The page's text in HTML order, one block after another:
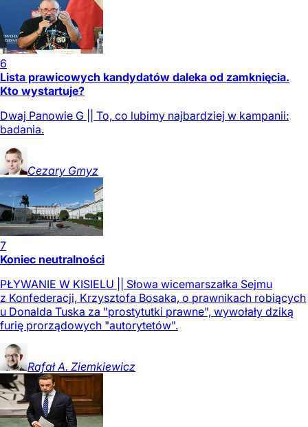
6
Lista prawicowych kandydatów daleka od zamknięcia.
Kto wystartuje?
Dwaj Panowie G || To, co lubimy najbardziej w kampanii:
badania.
Cezary Gmyz
7
Koniec neutralności
PŁYWANIE W KISIELU || Słowa wicemarszałka Sejmu
z Konfederacji, Krzysztofa Bosaka, o prawnikach robiących
u Donalda Tuska za "prostytutki prawne", wywołały dziką
furię prorządowych "autorytetów".
Rafał A. Ziemkiewicz